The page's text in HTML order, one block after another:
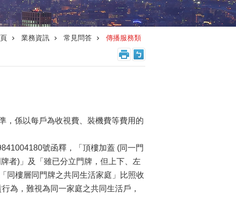
業務資訊 常見問答 傳播服務類
，係以每戶為收視費、裝機費等費用的
號函釋，「頂樓加蓋 (同一門
者)」及「雖已分立門牌，但上下、左
同樓層同門牌之共同生活家庭」比照收
為，難視為同一家庭之共同生活戶，